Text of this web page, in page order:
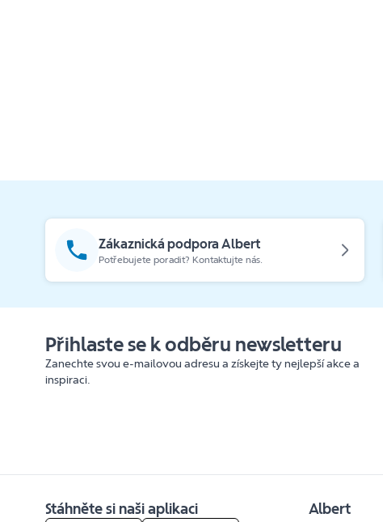
Zákaznická podpora Albert
Potřebujete poradit? Kontaktujte nás.
Přihlaste se k odběru newsletteru
Zanechte svou e-mailovou adresu a získejte ty nejlepší akce a
inspiraci.
Stáhněte si naši aplikaci Albert